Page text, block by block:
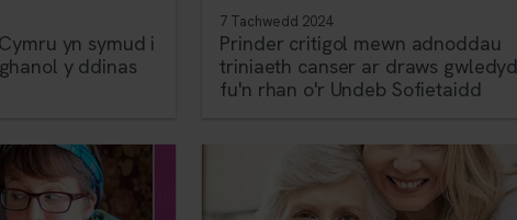
yn symud i
y ddinas
7 Tachwedd 2024
Prinder critigol mewn adnoddau
triniaeth canser ar draws
fu'n rhan o'r Undeb Sofietaidd